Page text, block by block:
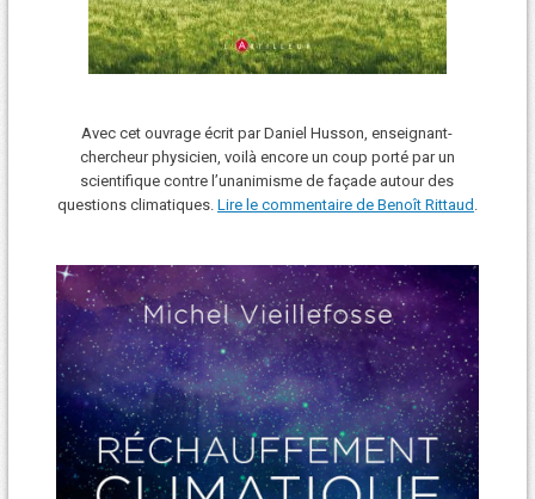
Avec cet ouvrage écrit par Daniel Husson, enseignant-
chercheur physicien, voilà encore un coup porté par un
scientifique contre l’unanimisme de façade autour des
questions climatiques. Lire le commentaire de Benoît Rittaud